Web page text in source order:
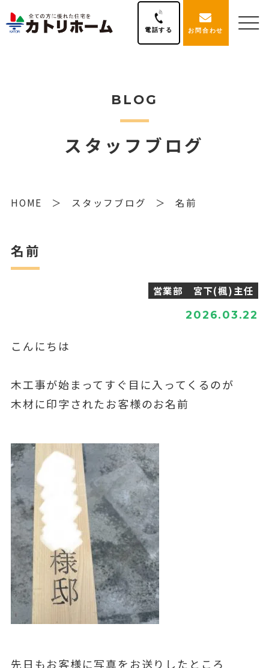
電話する お問合わせ
BLOG
スタッフブログ
HOME スタッフブログ 名前
名前
営業部 宮下(楓)主任
2026.03.22
こんにちは
木工事が始まってすぐ目に入ってくるのが
木材に印字されたお客様のお名前
先日もお客様に写真をお送りしたところ